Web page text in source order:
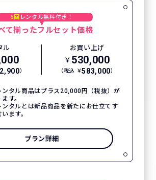
5回 レンタル無料付き！
て揃ったフルセット価格
ル
）
お買い上げ
￥ 530,000
（税込 ￥583,000）
ンタル商品はプラス20,000円（税抜）が
す。
ンタルとは新品商品を新たにお仕立てす
ます。
プラン詳細